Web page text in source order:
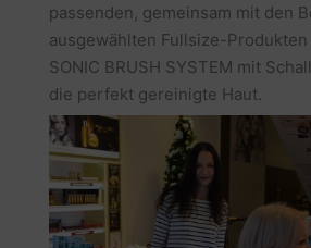
passenden, gemeinsam mit den
ausgewählten Fullsize-Produkten
SONIC BRUSH SYSTEM mit
die perfekt gereinigte Haut.